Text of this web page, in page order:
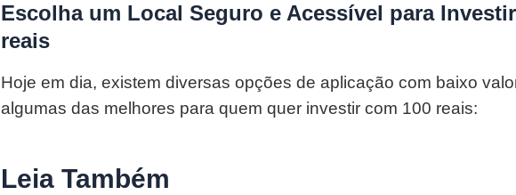
Escolha um Local Seguro e Acessível para
reais
Hoje em dia, existem diversas opções de aplicação com baixo
algumas das melhores para quem quer investir com 100 reais:
Leia Também